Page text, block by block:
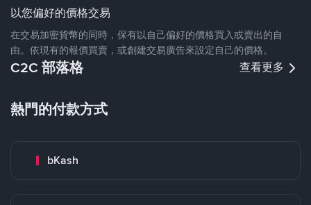
以您偏好的價格交易
在交易加密貨幣的同時，保有以自己偏好的價格買入或賣出的自
由。依現有的報價買賣，或創建交易廣告來設定自己的價格。
C2C 部落格 查看更多
熱門的付款方式
bKash